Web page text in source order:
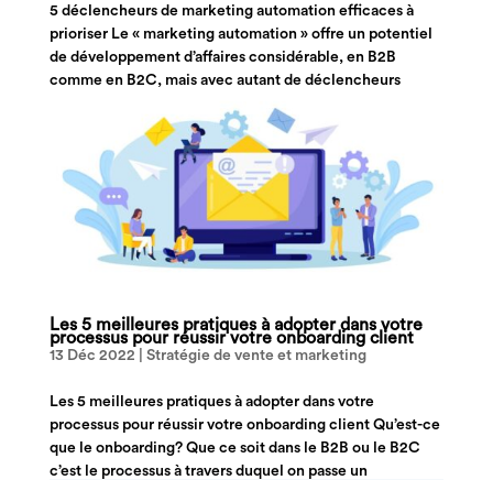
5 déclencheurs de marketing automation efficaces à
prioriser Le « marketing automation » offre un potentiel
de développement d’affaires considérable, en B2B
comme en B2C, mais avec autant de déclencheurs
Les 5 meilleures pratiques à adopter dans votre
processus pour réussir votre onboarding client
13 Déc 2022 Stratégie de vente et marketing
Les 5 meilleures pratiques à adopter dans votre
processus pour réussir votre onboarding client Qu’est-ce
que le onboarding? Que ce soit dans le B2B ou le B2C
c’est le processus à travers duquel on passe un